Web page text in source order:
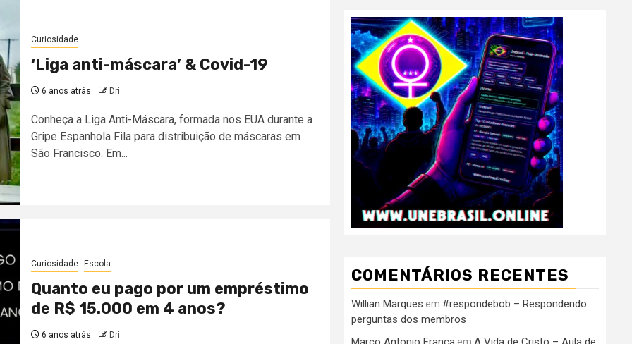
Curiosidade
‘Liga anti-máscara’ & Covid-19
6 anos atrás Dri
Conheça a Liga Anti-Máscara, formada nos EUA durante a
Gripe Espanhola Fila para distribuição de máscaras em
São Francisco. Em...
Curiosidade Escola
Quanto eu pago por um empréstimo
de R$ 15.000 em 4 anos?
6 anos atrás Dri
COMENTÁRIOS RECENTES
Willian Marques em #respondebob – Respondendo
perguntas dos membros